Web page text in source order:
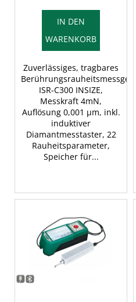
IN DEN
WARENKORB
Zuverlässiges, tragbares
Berührungsrauheitsmessgerät
ISR-C300 INSIZE,
Messkraft 4mN,
Auflösung 0,001 µm, inkl.
induktiver
Diamantmesstaster, 22
Rauheitsparameter,
Speicher für...